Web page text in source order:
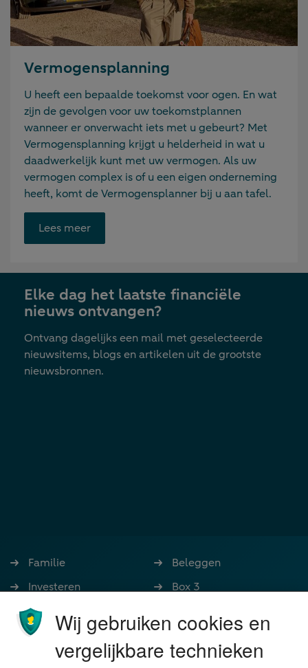
Vermogensplanning
U heeft een bepaalde toekomst voor ogen. En wat
zijn de gevolgen voor uw toekomstplannen
wanneer er onverwacht iets met u gebeurt? Met
Vermogensplanning krijgt u helderheid in wat u
daadwerkelijk kunt met uw vermogen. Als uw
vermogen complex is of u een eigen onderneming
heeft, komt de Vermogensplanner bij u aan tafel.
Lees meerOpent
link
nieuwe
tab
Elke dag het laatste financiële
nieuws ontvangen?
Ontvang dagelijks een mail met geselecteerde
nieuwsitems, blogs en artikelen uit de grootste
nieuwsbronnen.
Familie
Investeren
Ondernemen
Stoppen met werken
Wonen
Beleggen
Box 3
Nalatenschap
Schenken
Wij gebruiken cookies en
vergelijkbare technieken